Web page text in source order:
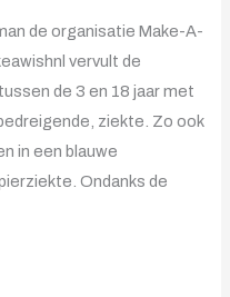
de organisatie Make-A-
vervult de
de 3 en 18 jaar met
ziekte. Zo ook
in een blauwe
Ondanks de